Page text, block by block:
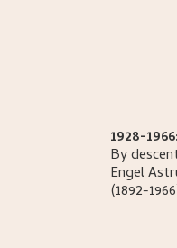
1928-1966:
By
Engel
(1892-